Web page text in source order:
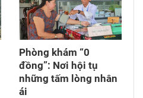
Phòng khám “0
đồng”: Nơi hội tụ
những tấm lòng nhân
ái